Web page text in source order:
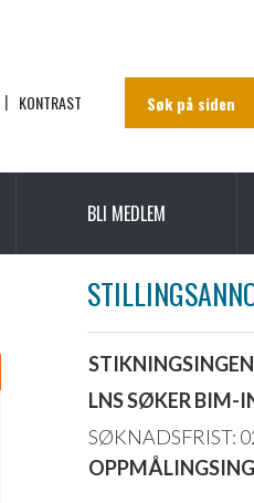
KONTRAST
BLI MEDLEM
LNS SØKER BIM-
SØKNADSFRIST: